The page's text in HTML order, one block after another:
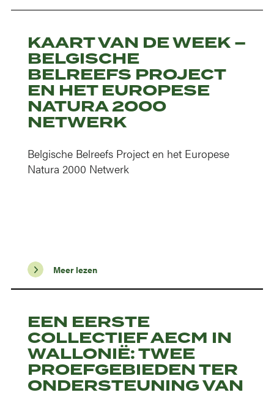
KAART VAN DE WEEK –
BELGISCHE
BELREEFS PROJECT
EN HET EUROPESE
NATURA 2000
NETWERK
Belgische Belreefs Project en het Europese
Natura 2000 Netwerk
Meer lezen
EEN EERSTE
COLLECTIEF AECM IN
WALLONIË: TWEE
PROEFGEBIEDEN TER
ONDERSTEUNING VAN